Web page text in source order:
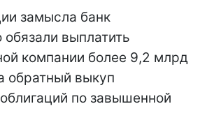
замысла банк
обязали выплатить
компании более 9,2 млрд
обратный выкуп
по завышенной